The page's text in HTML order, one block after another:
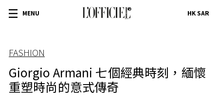
MENU HK SAR
FASHION
Giorgio Armani 七個經典時刻，緬懷
重塑時尚的意式傳奇